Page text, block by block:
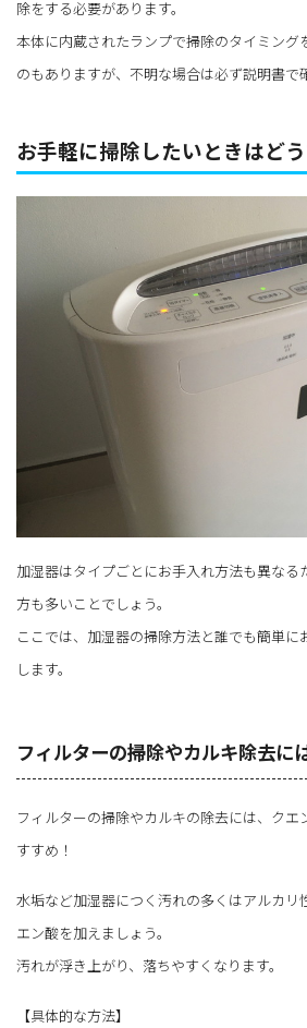
除をする必要があります。
本体に内蔵されたランプで掃除のタイミング
のもありますが、不明な場合は必ず説明書で
お手軽に掃除したいときはど
加湿器はタイプごとにお手入れ方法も異なる
方も多いことでしょう。
ここでは、加湿器の掃除方法と誰でも簡単
します。
フィルターの掃除やカルキ除去に
フィルターの掃除やカルキの除去には、クエ
すすめ！
水垢など加湿器につく汚れの多くはアルカリ
エン酸を加えましょう。
汚れが浮き上がり、落ちやすくなります。
【具体的な方法】